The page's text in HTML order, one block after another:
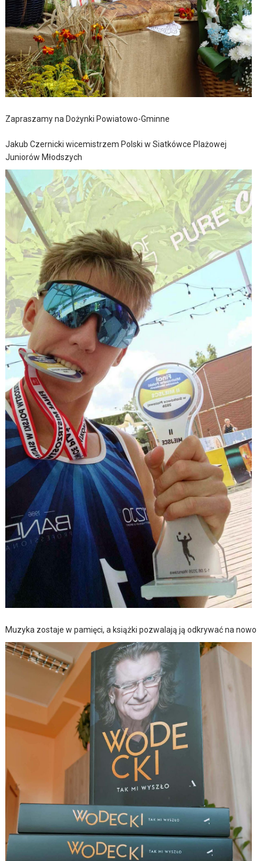
Zapraszamy na Dożynki Powiatowo-Gminne
Jakub Czernicki wicemistrzem Polski w Siatkówce Plażowej
Juniorów Młodszych
Muzyka zostaje w pamięci, a książki pozwalają ją odkrywać na nowo